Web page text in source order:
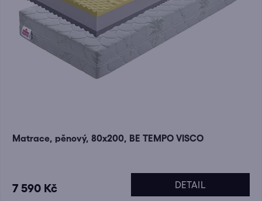
Matrace, pěnový, 80x200, BE TEMPO VISCO
7 590 Kč DETAIL